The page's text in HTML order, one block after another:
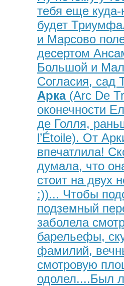
тебя еще
будет
и Марсово
десертом
Большой и
Согласия,
Арка(Arc De
оконечности
де Голля,
l’Étoile). От
впечатлила!
думала, что
стоит на двух
:))... Чтобы
подземный
заболела
барельефы,
фамилий,
смотровую
одолел....Был